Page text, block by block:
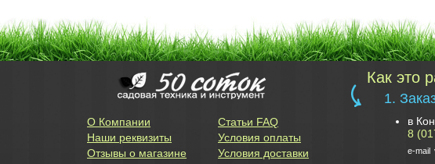
О Компании
Наши реквизиты
Отзывы о магазине
Статьи FAQ
Условия оплаты
Условия доставки
Как это
1.
в
8
e-mail